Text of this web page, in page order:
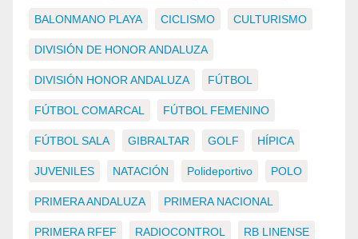
BALONMANO PLAYA CICLISMO CULTURISMO
DIVISIÓN DE HONOR ANDALUZA
DIVISIÓN HONOR ANDALUZA FÚTBOL
FÚTBOL COMARCAL FÚTBOL FEMENINO
FÚTBOL SALA GIBRALTAR GOLF HÍPICA
JUVENILES NATACIÓN Polideportivo POLO
PRIMERA ANDALUZA PRIMERA NACIONAL
PRIMERA RFEF RADIOCONTROL RB LINENSE